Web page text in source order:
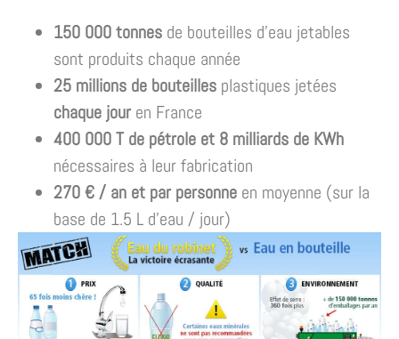
150 000 tonnes de bouteilles d’eau jetables
sont produits chaque année
25 millions de bouteilles plastiques jetées
chaque jour en France
400 000 T de pétrole et 8 milliards de KWh
nécessaires à leur fabrication
270 € / an et par personne en moyenne (sur la
base de 1.5 L d’eau / jour)